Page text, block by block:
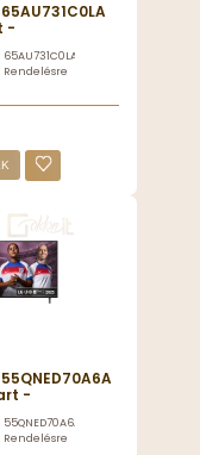
-
65AU731C0LA
Rendelésre
-
55QNED70A6A.AEU
Rendelésre